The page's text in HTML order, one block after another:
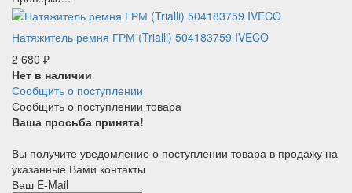
Натяжитель ремня ГРМ (Trialli) 504183759 IVECO
2 680 ₽
Нет в наличии
Сообщить о поступлении
Сообщить о поступлении товара
Ваша просьба принята!
Вы получите уведомление о поступлении товара в продажу на
указанные Вами контакты
Ваш E-Mail